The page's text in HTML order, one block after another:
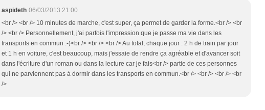
aspideth 06/03/2013 21:00
<br /> <br /> 10 minutes de marche, c'est super, ça permet de garder la forme.<br /> <br
/> <br /> Personnellement, j'ai parfois l'impression que je passe ma vie dans les
transports en commun :-)<br /> <br /> <br /> Au total, chaque jour : 2 h de train par jour
et 1 h en voiture, c'est beaucoup, mais j'essaie de rendre ça agréable et d'avancer soit
dans l'écriture d'un roman ou dans la lecture car je fais<br /> partie de ces personnes
qui ne parviennent pas à dormir dans les transports en commun.<br /> <br /> <br /> <br
/>